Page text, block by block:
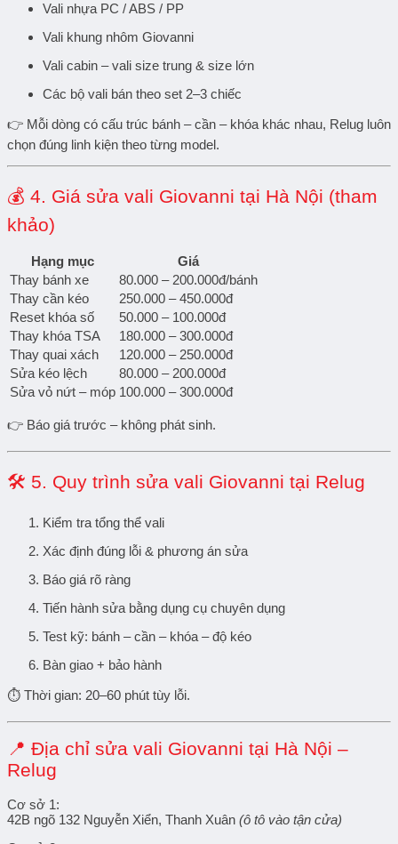
Vali nhựa PC / ABS / PP
Vali khung nhôm Giovanni
Vali cabin – vali size trung & size lớn
Các bộ vali bán theo set 2–3 chiếc
👉 Mỗi dòng có cấu trúc bánh – cần – khóa khác nhau, Relug luôn
chọn đúng linh kiện theo từng model.
💰 4. Giá sửa vali Giovanni tại Hà Nội (tham
khảo)
Hạng mục
Giá
Thay bánh xe
80.000 – 200.000đ/bánh
Thay cần kéo
250.000 – 450.000đ
Reset khóa số
50.000 – 100.000đ
Thay khóa TSA
180.000 – 300.000đ
Thay quai xách
120.000 – 250.000đ
Sửa kéo lệch
80.000 – 200.000đ
Sửa vỏ nứt – móp 100.000 – 300.000đ
👉 Báo giá trước – không phát sinh.
🛠 5. Quy trình sửa vali Giovanni tại Relug
Kiểm tra tổng thể vali
Xác định đúng lỗi & phương án sửa
Báo giá rõ ràng
Tiến hành sửa bằng dụng cụ chuyên dụng
Test kỹ: bánh – cần – khóa – độ kéo
Bàn giao + bảo hành
⏱ Thời gian: 20–60 phút tùy lỗi.
📍 Địa chỉ sửa vali Giovanni tại Hà Nội –
Relug
Cơ sở 1:
42B ngõ 132 Nguyễn Xiển, Thanh Xuân (ô tô vào tận cửa)